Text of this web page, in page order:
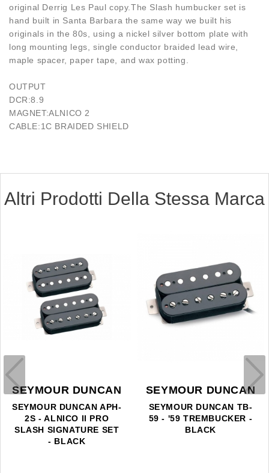
original Derrig Les Paul copy.The Slash humbucker set is
hand built in Santa Barbara the same way we built his
originals in the 80s, using a nickel silver bottom plate with
long mounting legs, single conductor braided lead wire,
maple spacer, paper tape, and wax potting.
OUTPUT
DCR:8.9
MAGNET:ALNICO 2
CABLE:1C BRAIDED SHIELD
Altri Prodotti Della Stessa Marca
SEYMOUR DUNCAN
SEYMOUR DUNCAN APH-
2S - ALNICO II PRO
SLASH SIGNATURE SET
- BLACK
SEYMOUR DUNCAN
SEYMOUR DUNCAN TB-
59 - '59 TREMBUCKER -
BLACK